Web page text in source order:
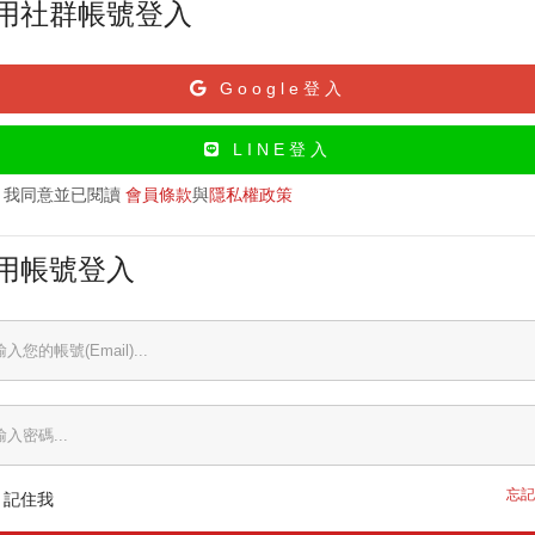
社群帳號登入
Google登入
LINE登入
我同意並已閱讀 會員條款與隱私權政策
帳號登入
記住我 忘